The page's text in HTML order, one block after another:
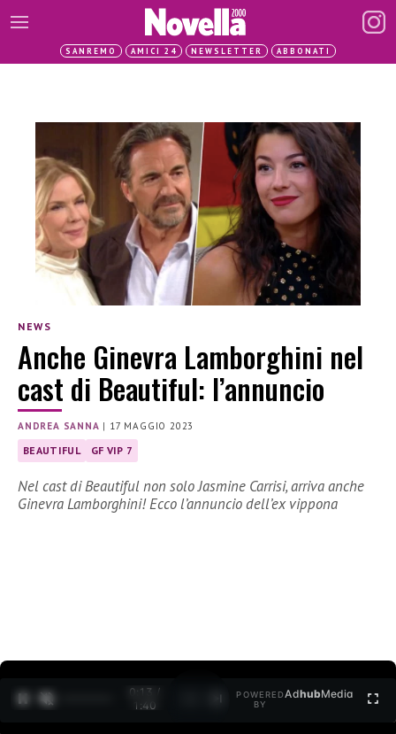
SANREMO AMICI 24 NEWSLETTER ABBONATI
NEWS
Anche Ginevra Lamborghini nel
cast di Beautiful: l’annuncio
ANDREA SANNA | 17 MAGGIO 2023
BEAUTIFUL GF VIP 7
Nel cast di Beautiful non solo Jasmine Carrisi, arriva anche
Ginevra Lamborghini! Ecco l’annuncio dell’ex vippona
0:15 /
1:40
POWERED
BY
AdhubMedia